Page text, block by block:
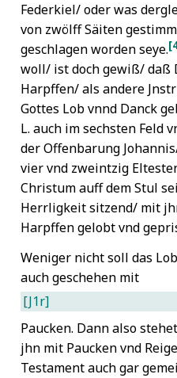
Federkiel/ oder was
von zwölff Säiten
geschlagen worden seye.
woll/ ist doch gewiß/ daß
Harpffen/ als andere
Gottes Lob vnnd Danck
L. auch im sechsten Feld
der Offenbarung
vier vnd zweintzig
Christum auff dem Stul
Herrligkeit sitzend/ mit
Harpffen gelobt vnd
Weniger nicht soll das
auch geschehen mit
[J1r]
Paucken. Dann also
jhn mit Paucken vnd
Testament auch gar